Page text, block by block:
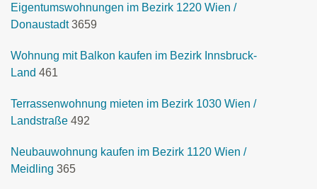
Eigentumswohnungen im Bezirk 1220 Wien /
Donaustadt 3659
Wohnung mit Balkon kaufen im Bezirk Innsbruck-
Land 461
Terrassenwohnung mieten im Bezirk 1030 Wien /
Landstraße 492
Neubauwohnung kaufen im Bezirk 1120 Wien /
Meidling 365